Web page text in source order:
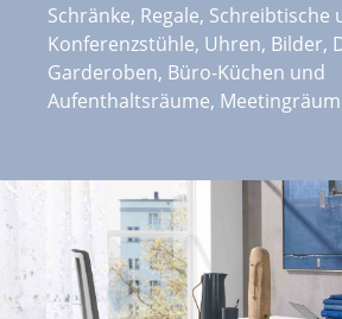
Schränke, Regale, Schreibtische
Konferenzstühle, Uhren, Bilder,
Garderoben, Büro-Küchen und
Aufenthaltsräume,